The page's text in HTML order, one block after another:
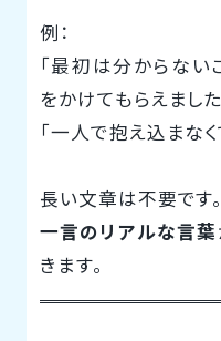
例：
「最初は分からない
をかけてもらえました
「一人で抱え込まな
長い文章は不要です。
一言のリアルな言葉
きます。